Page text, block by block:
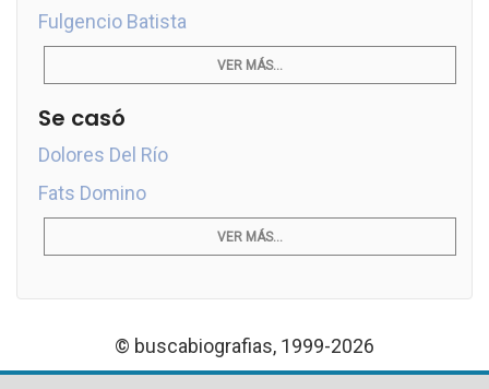
Fulgencio Batista
VER MÁS...
Se casó
Dolores Del Río
Fats Domino
VER MÁS...
© buscabiografias, 1999-2026